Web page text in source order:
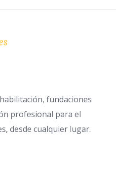
fundaciones
profesional para el
desde cualquier lugar.